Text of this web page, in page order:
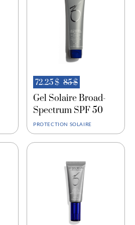
tocophéryle, extrait de pépins
acide ascorbique,
triéthoxycaprylylsilane,
déhydroacétique,
de fer
72.25 $ 85 $
Gel Solaire Broad-
Spectrum SPF 50
PROTECTION SOLAIRE